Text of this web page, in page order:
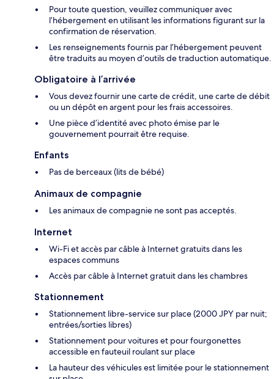
Pour toute question, veuillez communiquer avec
l’hébergement en utilisant les informations figurant sur la
confirmation de réservation.
Les renseignements fournis par l’hébergement peuvent
être traduits au moyen d’outils de traduction automatique.
Obligatoire à l’arrivée
Vous devez fournir une carte de crédit, une carte de débit
ou un dépôt en argent pour les frais accessoires.
Une pièce d’identité avec photo émise par le
gouvernement pourrait être requise.
Enfants
Pas de berceaux (lits de bébé)
Animaux de compagnie
Les animaux de compagnie ne sont pas acceptés.
Internet
Wi-Fi et accès par câble à Internet gratuits dans les
espaces communs
Accès par câble à Internet gratuit dans les chambres
Stationnement
Stationnement libre-service sur place (2000 JPY par nuit;
entrées/sorties libres)
Stationnement pour voitures et pour fourgonettes
accessible en fauteuil roulant sur place
La hauteur des véhicules est limitée pour le stationnement